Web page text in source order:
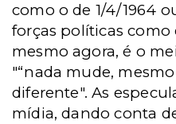
como o de 1/4/1964
forças políticas como
mesmo agora, é o
"“nada mude,
diferente". As
mídia, dando conta